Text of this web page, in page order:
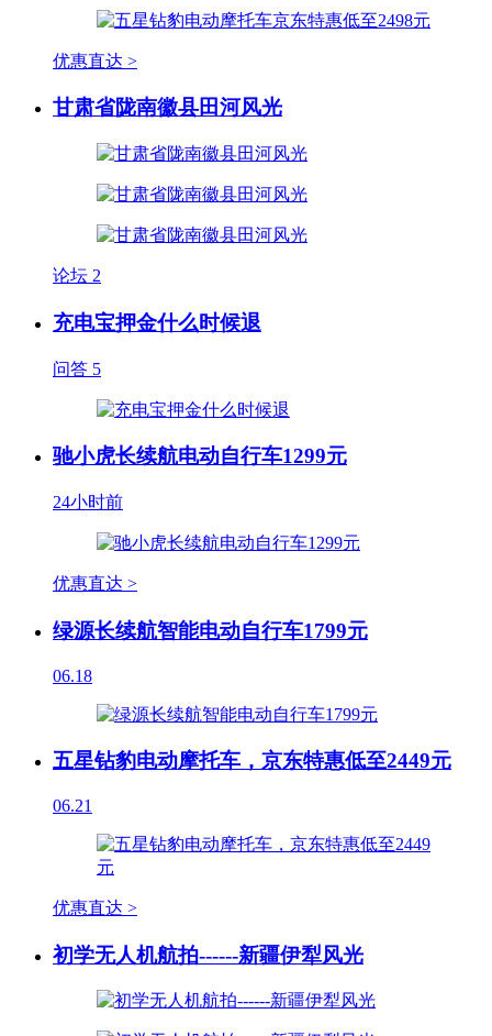
优惠直达 >
甘肃省陇南徽县田河风光
论坛 2
充电宝押金什么时候退
问答 5
驰小虎长续航电动自行车1299元
24小时前
优惠直达 >
绿源长续航智能电动自行车1799元
06.18
五星钻豹电动摩托车，京东特惠低至2449元
06.21
优惠直达 >
初学无人机航拍------新疆伊犁风光